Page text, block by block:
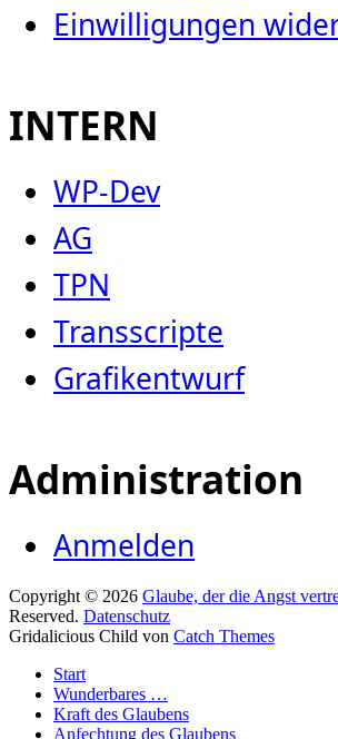
Einwilligungen
INTERN
WP-Dev
AG
TPN
Transscripte
Grafikentwurf
Administration
Anmelden
Copyright © 2026 Glaube, der die Angst
Reserved. Datenschutz
Gridalicious Child von Catch Themes
oben
scrollen
Start
Wunderbares …
Kraft des Glaubens
Anfechtung des Glaubens